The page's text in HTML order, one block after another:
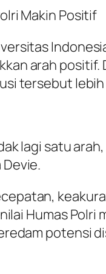
Makin Positif
arah
tersebut
lagi satu
Humas
potensi